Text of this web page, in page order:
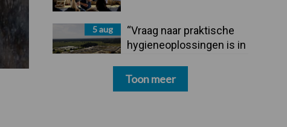
5 aug
“Vraag naar praktische
hygieneoplossingen is in
Toon meer